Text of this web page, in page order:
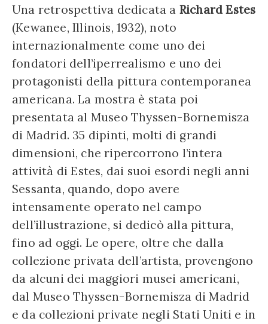
Una retrospettiva dedicata a Richard Estes
(Kewanee, Illinois, 1932), noto
internazionalmente come uno dei
fondatori dell’iperrealismo e uno dei
protagonisti della pittura contemporanea
americana. La mostra è stata poi
presentata al Museo Thyssen-Bornemisza
di Madrid. 35 dipinti, molti di grandi
dimensioni, che ripercorrono l’intera
attività di Estes, dai suoi esordi negli anni
Sessanta, quando, dopo avere
intensamente operato nel campo
dell’illustrazione, si dedicò alla pittura,
fino ad oggi. Le opere, oltre che dalla
collezione privata dell’artista, provengono
da alcuni dei maggiori musei americani,
dal Museo Thyssen-Bornemisza di Madrid
e da collezioni private negli Stati Uniti e in